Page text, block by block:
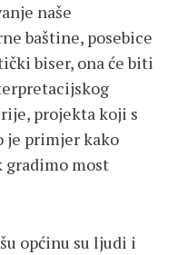
naše
baštine, posebice
biser, ona će biti
projekta koji s
je primjer kako
gradimo most
općinu su ljudi i